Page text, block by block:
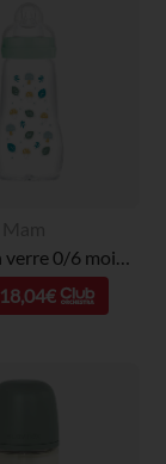
Biberon en verre 0/6 mois 260ml – tétine débit 2
18,04€